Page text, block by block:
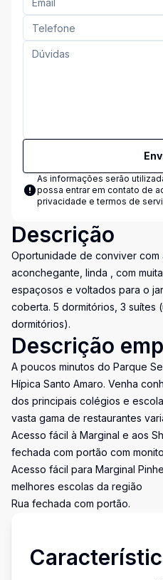
As informações serão
possa entrar em contato de
privacidade e termos de
Descrição
Oportunidade de conviver com
aconchegante, linda , com
espaçosos e voltados para o
coberta. 5 dormitórios, 3 suítes
dormitórios).
Descrição
A poucos minutos do Parque
Hípica Santo Amaro. Venha
dos principais colégios e
vasta gama de restaurantes
Acesso fácil à Marginal e aos
fechada com portão com
Acesso fácil para Marginal
melhores escolas da região
Rua fechada com portão.